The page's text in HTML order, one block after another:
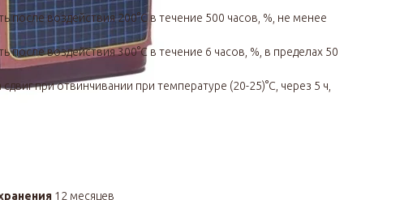
после воздействия 200°С в течение 500 часов, %, не менее
после воздействия 300°С в течение 6 часов, %, в пределах 50
при отвинчивании при температуре (20-25)°С, через 5 ч,
12 месяцев